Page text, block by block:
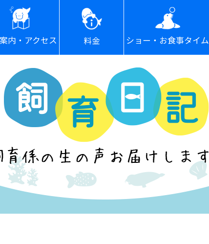
内・アクセス 料金 ショー・お食事タイム